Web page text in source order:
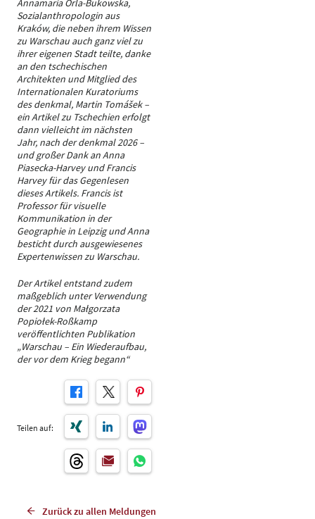
Annamaria Orla-Bukowska,
Sozialanthropologin aus
Kraków, die neben ihrem Wissen
zu Warschau auch ganz viel zu
ihrer eigenen Stadt teilte, danke
an den tschechischen
Architekten und Mitglied des
Internationalen Kuratoriums
des denkmal, Martin Tomášek –
ein Artikel zu Tschechien erfolgt
dann vielleicht im nächsten
Jahr, nach der denkmal 2026 –
und großer Dank an Anna
Piasecka-Harvey und Francis
Harvey für das Gegenlesen
dieses Artikels. Francis ist
Professor für visuelle
Kommunikation in der
Geographie in Leipzig und Anna
besticht durch ausgewiesenes
Expertenwissen zu Warschau.
Der Artikel entstand zudem
maßgeblich unter Verwendung
der 2021 von Małgorzata
Popiołek-Roßkamp
veröffentlichten Publikation
„Warschau – Ein Wiederaufbau,
der vor dem Krieg begann“
Teilen auf:
Zurück zu allen Meldungen